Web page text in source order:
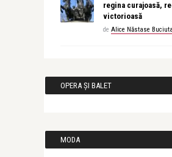
regina curajoasă,
victorioasă
de Alice Năstase Buciuta
OPERA ȘI BALET
MODA